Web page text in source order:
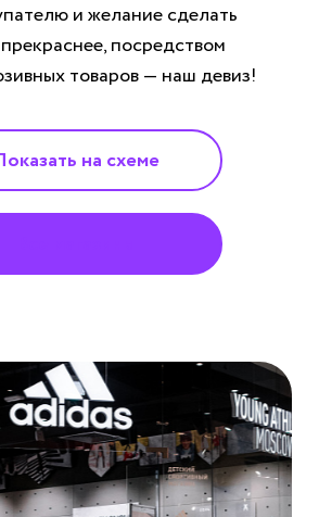
на схеме
и желание сделать
посредством
товаров — наш девиз!